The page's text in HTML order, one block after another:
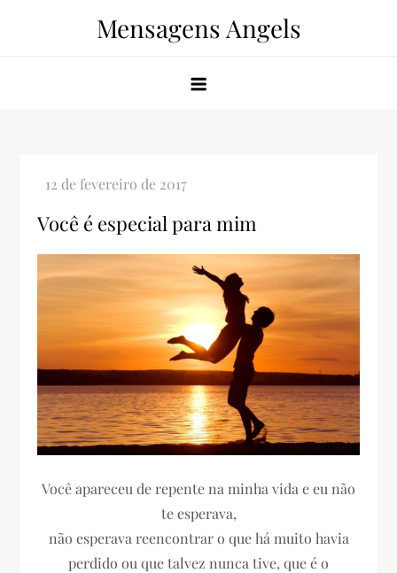
Mensagens Angels
Você é especial para mim
Você apareceu de repente na minha vida e eu não
te esperava,
não esperava reencontrar o que há muito havia
perdido ou que talvez nunca tive, que é o